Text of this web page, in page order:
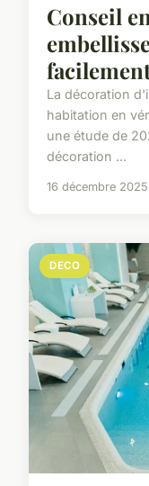
Conseil
La décoration
habitation en
une étude de
décoration ...
16 décembre 2025
DECO